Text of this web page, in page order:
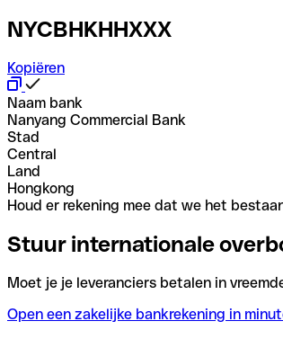
NYCBHKHHXXX
Kopiëren
Naam bank
Nanyang Commercial Bank
Stad
Central
Land
Hongkong
Houd er rekening mee dat we het
Stuur internationale
Moet je je leveranciers betalen in
Open een zakelijke bankrekening in